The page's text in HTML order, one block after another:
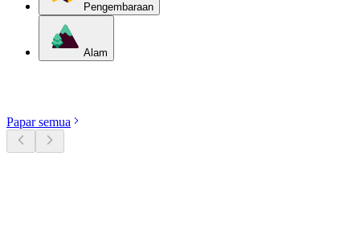
Pengembaraan
Alam
Papar semua